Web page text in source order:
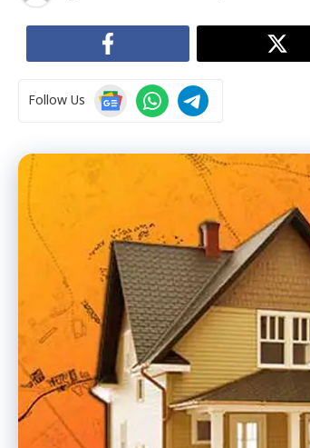
Follow Us